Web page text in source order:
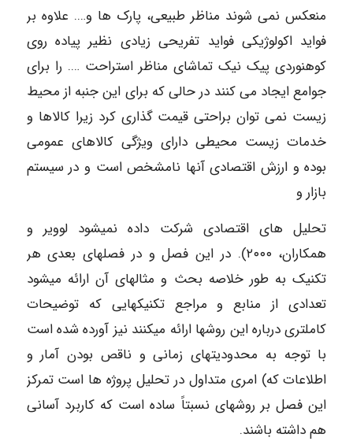
منعکس نمی شوند مناظر طبیعی، پارک ها و…. علاوه بر
فواید اکولوژیکی فواید تفریحی زیادی نظیر پیاده روی
کوهنوردی پیک نیک تماشای مناظر استراحت …. را برای
جوامع ایجاد می کنند در حالی که برای این جنبه از محیط
زیست نمی توان براحتی قیمت گذاری کرد زیرا کالاها و
خدمات زیست محیطی دارای ویژگی کالاهای عمومی
بوده و ارزش اقتصادی آنها نامشخص است و در سیستم
بازار و
تحلیل های اقتصادی شرکت داده نمیشود لوویر و
همکاران، ۲۰۰۰). در این فصل و در فصلهای بعدی هر
تکنیک به طور خلاصه بحث و مثالهای آن ارائه میشود
تعدادی از منابع و مراجع تکنیکهایی که توضیحات
کاملتری درباره این روشها ارائه میکنند نیز آورده شده است
با توجه به محدودیتهای زمانی و ناقص بودن آمار و
اطلاعات که) امری متداول در تحلیل پروژه ها است تمرکز
این فصل بر روشهای نسبتاً ساده است که کاربرد آسانی
هم داشته باشند.